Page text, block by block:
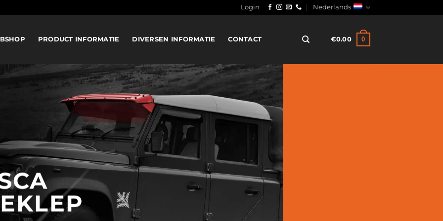
Login Nederlands
PRODUCT INFORMATIE DIVERSEN INFORMATIE CONTACT €0.00 0